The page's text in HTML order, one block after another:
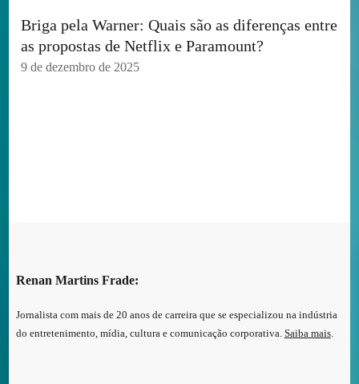
Briga pela Warner: Quais são as diferenças entre
as propostas de Netflix e Paramount?
9 de dezembro de 2025
Renan Martins Frade:
Jornalista com mais de 20 anos de carreira que se especializou na indústria
do entretenimento, mídia, cultura e comunicação corporativa. Saiba mais.